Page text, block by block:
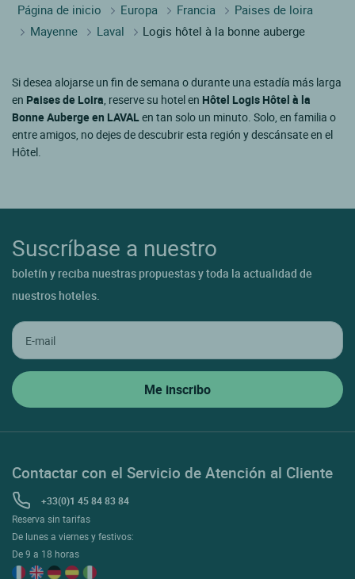
Página de inicio Europa Francia
Paises de loira
Mayenne
Laval Logis hôtel à la bonne auberge
Si desea alojarse un fin de semana o durante una estadía más larga
en Paises de Loira, reserve su hotel en Hôtel Logis Hôtel à la
Bonne Auberge en LAVALen tan solo un minuto. Solo, en familia o
entre amigos, no dejes de descubrir esta región y descánsate en el
Hôtel.
Suscríbase a nuestro
boletín y reciba nuestras propuestas y toda la actualidad de
nuestros hoteles.
Contactar con el Servicio de Atención al Cliente
+33(0)1 45 84 83 84
Reserva sin tarifas
De lunes a viernes y festivos:
De 9 a 18 horas